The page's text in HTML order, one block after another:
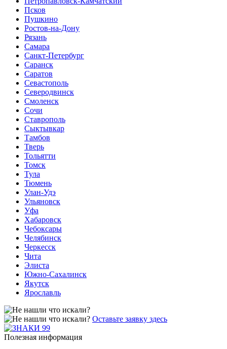
Псков
Пушкино
Ростов-на-Дону
Рязань
Самара
Санкт-Петербург
Саранск
Саратов
Севастополь
Северодвинск
Смоленск
Сочи
Ставрополь
Сыктывкар
Тамбов
Тверь
Тольятти
Томск
Тула
Тюмень
Улан-Удэ
Ульяновск
Уфа
Хабаровск
Чебоксары
Челябинск
Черкесск
Чита
Элиста
Южно-Сахалинск
Якутск
Ярославль
Оставьте заявку здесь
Полезная информация